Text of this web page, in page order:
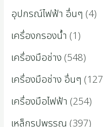
อุปกรณ์ไฟฟ้า อื่นๆ 4
เครื่องกรองน้ำ 1
เครื่องมือช่าง 548
เครื่องมือช่าง อื่นๆ 127
เครื่องมือไฟฟ้า 254
เหล็กรูปพรรณ 397